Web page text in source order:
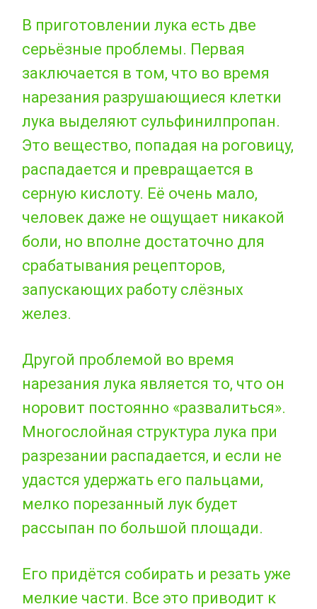
В приготовлении лука есть две
серьёзные проблемы. Первая
заключается в том, что во время
нарезания разрушающиеся клетки
лука выделяют сульфинилпропан.
Это вещество, попадая на роговицу,
распадается и превращается в
серную кислоту. Её очень мало,
человек даже не ощущает никакой
боли, но вполне достаточно для
срабатывания рецепторов,
запускающих работу слёзных
желез.
Другой проблемой во время
нарезания лука является то, что он
норовит постоянно «развалиться».
Многослойная структура лука при
разрезании распадается, и если не
удастся удержать его пальцами,
мелко порезанный лук будет
рассыпан по большой площади.
Его придётся собирать и резать уже
мелкие части. Все это приводит к